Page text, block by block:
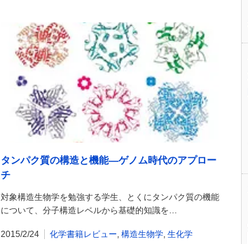
タンパク質の構造と機能―ゲノム時代のアプロー
チ
対象構造生物学を勉強する学生、とくにタンパク質の機能
について、分子構造レベルから基礎的知識を…
2015/2/24 化学書籍レビュー, 構造生物学, 生化学